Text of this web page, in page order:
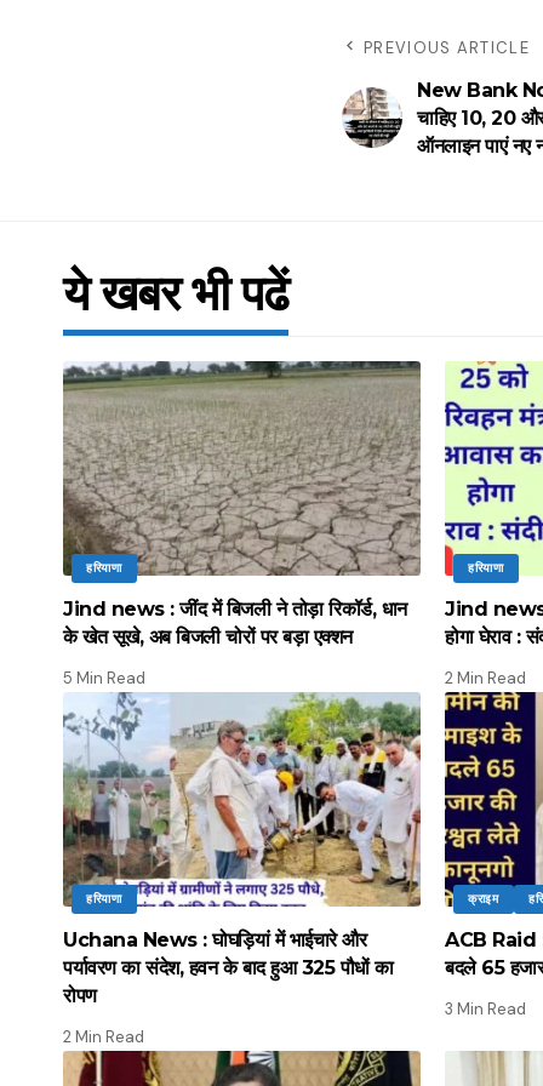
PREVIOUS ARTICLE
New Bank
चाहिए 10, 20
ऑनलाइन पाएं नए
ये खबर भी पढें
हरियाणा
Jind news : जींद में बिजली ने तोड़ा रिकॉर्ड, धान
के खेत सूखे, अब बिजली चोरों पर बड़ा एक्शन
5 Min Read
हरियाणा
Jind news :
होगा घेराव :
2 Min Read
हरियाणा
Uchana News : घोघड़ियां में भाईचारे और
पर्यावरण का संदेश, हवन के बाद हुआ 325 पौधों का
रोपण
2 Min Read
क्राइम
ACB Raid :
बदले 65 हजार
3 Min Read